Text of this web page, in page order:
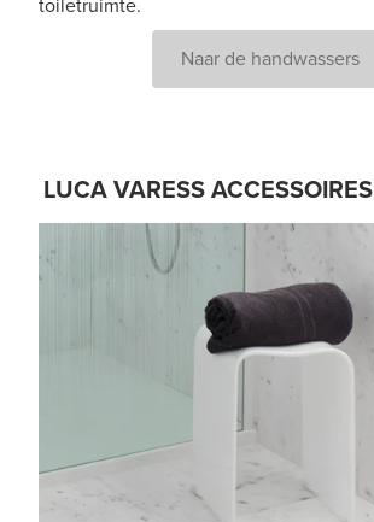
toiletruimte.
Naar de handwassers
LUCA VARESS ACCESSOIRES